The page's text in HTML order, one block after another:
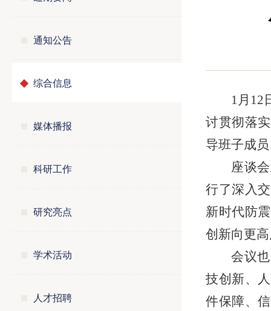
通知公告
综合信息
媒体播报
科研工作
研究亮点
学术活动
人才招聘
1月12
讨贯彻落
导班子成
座谈
行了深入
新时代防
创新向更
会议
技创新、
件保障、